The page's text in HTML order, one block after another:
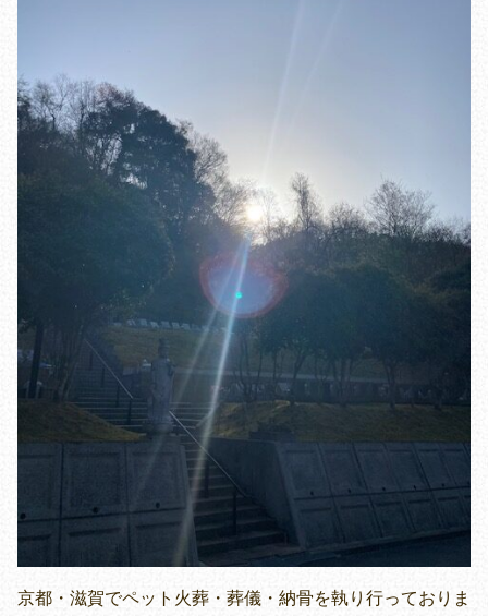
京都・滋賀でペット火葬・葬儀・納骨を執り行っておりま